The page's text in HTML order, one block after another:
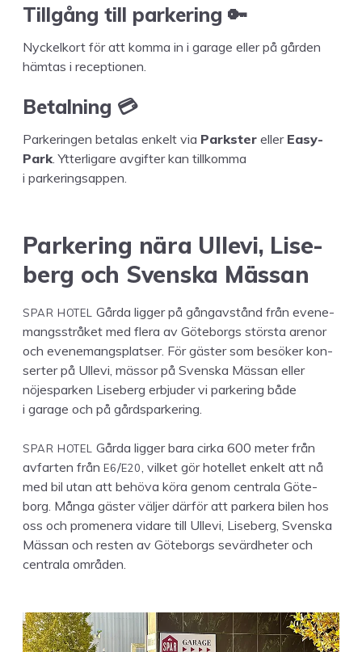
Till­gång till parkering 🔑
Nyck­elko­rt för att kom­ma in i garage eller på går­den
häm­tas i receptionen.
Betal­ning 💳
Park­erin­gen beta­las enkelt via Park­ster eller Easy­
Park. Ytterli­gare avgifter kan tillkom­ma
i parkeringsappen.
Park­er­ing nära Ulle­vi, Lise­
berg och Sven­s­ka Mässan
SPAR HOTEL Går­da lig­ger på gån­gavstånd från even­e­
mangsstråket med flera av Göte­borgs störs­ta arenor
och even­e­mangsplatser. För gäster som besök­er kon­
sert­er på Ulle­vi, mäs­sor på Sven­s­ka Mäs­san eller
nöjes­parken Lise­berg erb­jud­er vi park­er­ing både
i garage och på gårdspark­er­ing.
SPAR HOTEL Går­da lig­ger bara cir­ka 600 meter från
avfarten från E6/E20, vilket gör hotel­let enkelt att nå
med bil utan att behö­va köra genom cen­trala Göte­
borg. Mån­ga gäster väl­jer där­för att park­era bilen hos
oss och promen­era vidare till Ulle­vi, Lise­berg, Sven­s­ka
Mäs­san och resten av Göte­borgs sevärd­heter och
cen­trala områden.